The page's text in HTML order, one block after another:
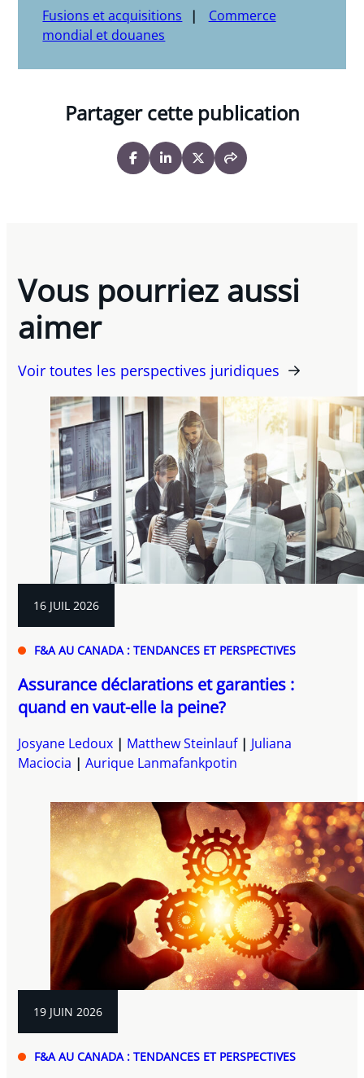
Fusions et acquisitions
Commerce
mondial et douanes
Partager cette publication
Vous pourriez aussi
aimer
Voir toutes les perspectives juridiques
16 JUIL 2026
F&A AU CANADA : TENDANCES ET PERSPECTIVES
Assurance déclarations et garanties :
quand en vaut-elle la peine?
Josyane Ledoux Matthew Steinlauf
Juliana
Maciocia
Aurique Lanmafankpotin
19 JUIN 2026
F&A AU CANADA : TENDANCES ET PERSPECTIVES